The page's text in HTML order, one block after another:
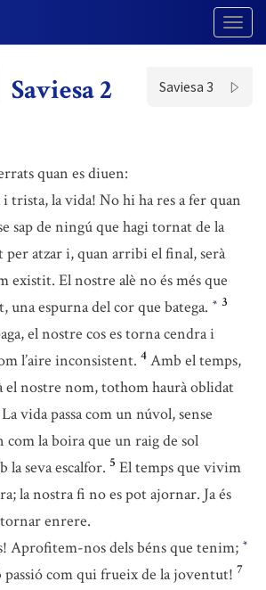
Saviesa 2 Saviesa 3
quan es diuen:
i trista, la vida! No hi ha res a fer quan
sap de ningú que hagi tornat de la
per atzar i, quan arribi el final, serà
existit. El nostre alè no és més que
una espurna del cor que batega. * 3
el nostre cos es torna cendra i
l’aire inconsistent. 4 Amb el temps,
nostre nom, tothom haurà oblidat
La vida passa com un núvol, sense
com la boira que un raig de sol
la seva escalfor. 5 El temps que vivim
la nostra fi no es pot ajornar. Ja és
enrere.
Aprofitem-nos dels béns que tenim; *
com qui frueix de la joventut! 7